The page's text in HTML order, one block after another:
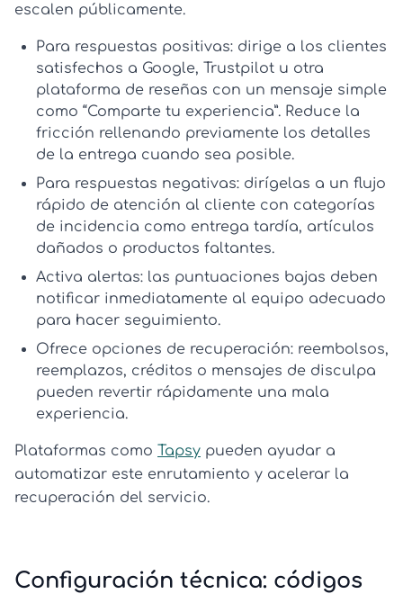
escalen públicamente.
Para respuestas positivas: dirige a los clientes
satisfechos a Google, Trustpilot u otra
plataforma de reseñas con un mensaje simple
como “Comparte tu experiencia”. Reduce la
fricción rellenando previamente los detalles
de la entrega cuando sea posible.
Para respuestas negativas: dirígelas a un flujo
rápido de atención al cliente con categorías
de incidencia como entrega tardía, artículos
dañados o productos faltantes.
Activa alertas: las puntuaciones bajas deben
notificar inmediatamente al equipo adecuado
para hacer seguimiento.
Ofrece opciones de recuperación: reembolsos,
reemplazos, créditos o mensajes de disculpa
pueden revertir rápidamente una mala
experiencia.
Plataformas como Tapsy pueden ayudar a
automatizar este enrutamiento y acelerar la
recuperación del servicio.
Configuración técnica: códigos